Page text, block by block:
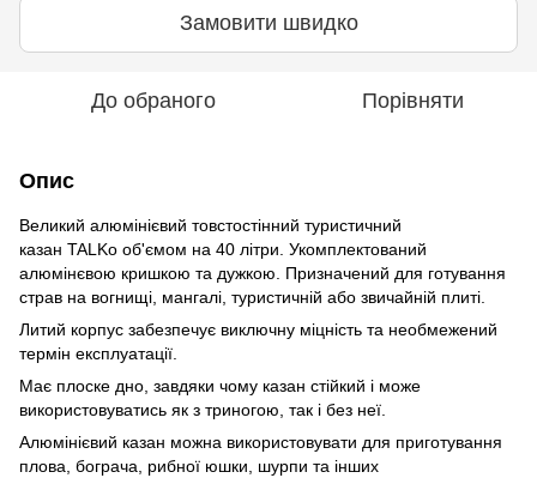
Замовити швидко
До обраного Порівняти
Опис
Великий алюмінієвий товстостінний туристичний
казан TALKo об'ємом на 40 літри. Укомплектований
алюмінєвою кришкою та дужкою. Призначений для готування
страв на вогнищі, мангалі, туристичній або звичайній плиті.
Литий корпус забезпечує виключну міцність та необмежений
термін експлуатації.
Має плоске дно, завдяки чому казан стійкий і може
використовуватись як з триногою, так і без неї.
Алюмінієвий казан можна використовувати для приготування
плова, бограча, рибної юшки, шурпи та інших